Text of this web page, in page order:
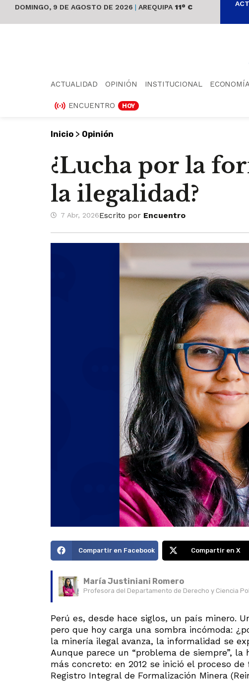
DOMINGO, 9 DE AGOSTO DE 2026 | AREQUIPA 11° C
ACTUALIDAD OPINIÓN INSTITUCIONAL
ENCUENTRO HOY
Inicio > Opinión
¿Lucha por la
la ilegalidad?
7 Abr, 2026Escrito por Encuentro
Compartir en Facebook Compartir en X
María Justiniani Romero
Profesora del Departamento de Derecho y Ciencia
Perú es, desde hace siglos, un país minero.
pero que hoy carga una sombra incómoda:
la minería ilegal avanza, la informalidad se
Aunque parece un “problema de siempre”,
más concreto: en 2012 se inició el proceso
Registro Integral de Formalización Minera